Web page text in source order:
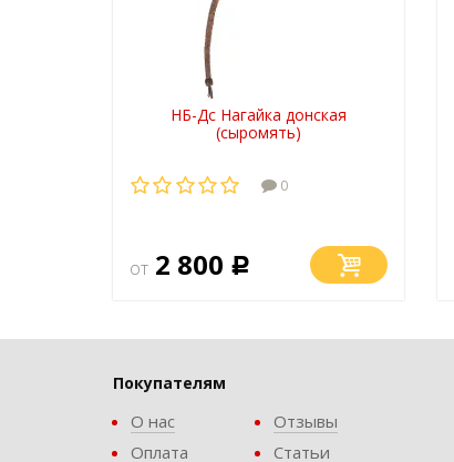
НБ-Дс Нагайка донская
(сыромять)
0
от 2 800 Р
Покупателям
О нас
Оплата
Отзывы
Статьи